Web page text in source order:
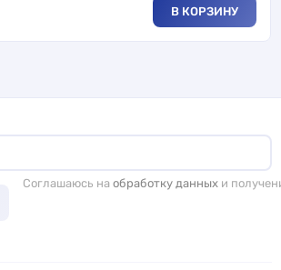
В КОРЗИНУ
Соглашаюсь на обработку данных и